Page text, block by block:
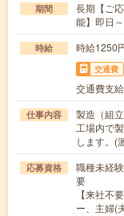
期間
長期【ご
能】即日～
時給 時給1250
交通費
交通費支
仕事内容
製造（組立
工場内で
します。(
応募資格
職種未経
要
【来社不
ー、主婦(